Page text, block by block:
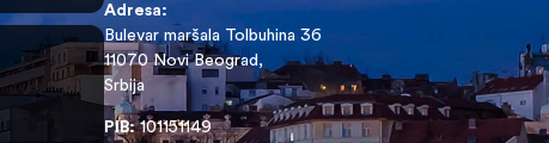
Adresa:
Bulevar maršala Tolbuhina 36
11070 Novi Beograd,
Srbija
PIB:101151149